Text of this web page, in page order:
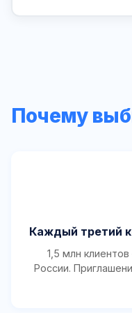
Почему
Каждый третий
1,5 млн
России.